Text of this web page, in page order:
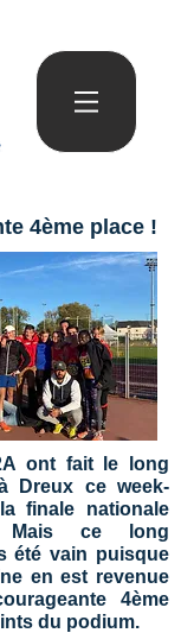
4ème place !
ont fait le long
Dreux ce week-
finale nationale
Mais ce long
été vain puisque
en est revenue
4ème
du podium.